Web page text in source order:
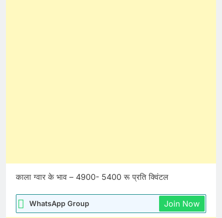
काला ग्वार के भाव – 4900- 5400 रू प्रति क्विंटल
WhatsApp Group Join Now